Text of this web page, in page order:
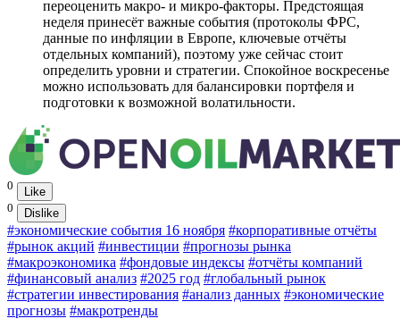
переоценить макро- и микро-факторы. Предстоящая
неделя принесёт важные события (протоколы ФРС,
данные по инфляции в Европе, ключевые отчёты
отдельных компаний), поэтому уже сейчас стоит
определить уровни и стратегии. Спокойное воскресенье
можно использовать для балансировки портфеля и
подготовки к возможной волатильности.
0
Like
0
Dislike
#экономические события 16 ноября #корпоративные отчёты
#рынок акций #инвестиции #прогнозы рынка
#макроэкономика #фондовые индексы #отчёты компаний
#финансовый анализ #2025 год #глобальный рынок
#стратегии инвестирования #анализ данных #экономические
прогнозы #макротренды